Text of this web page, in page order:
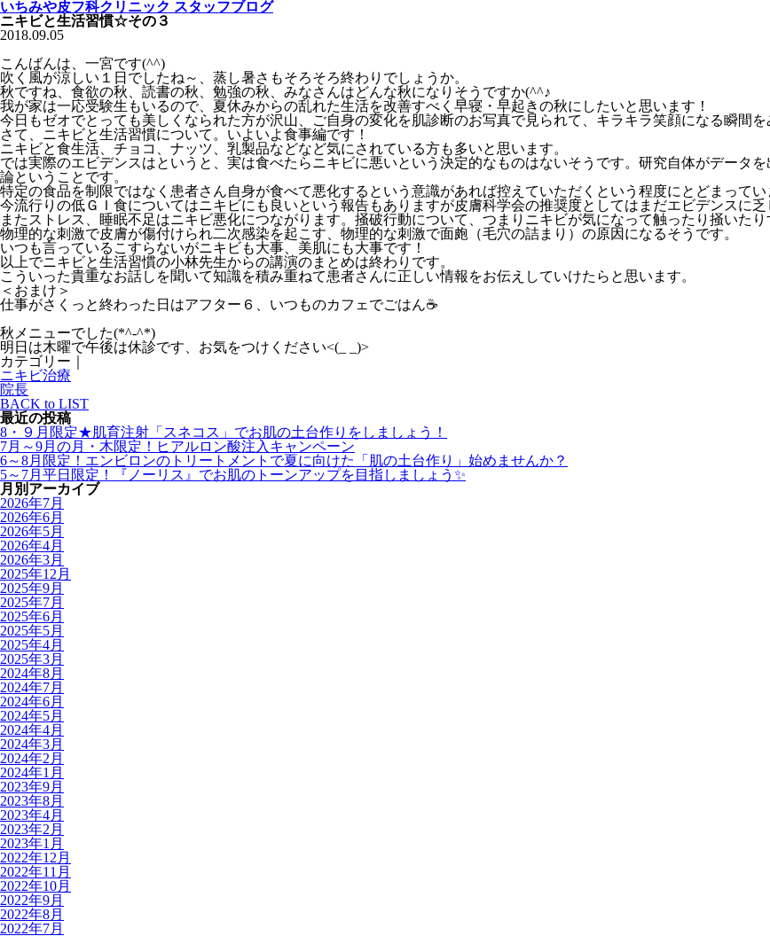
いちみや皮フ科クリニック スタッフブログ
ニキビと生活習慣☆その３
2018.09.05
こんばんは、一宮です(^^)
吹く風が涼しい１日でしたね～、蒸し暑さもそろそろ終わりでしょうか。
秋ですね、食欲の秋、読書の秋、勉強の秋、みなさんはどんな秋になりそうですか(^^♪
我が家は一応受験生もいるので、夏休みからの乱れた生活を改善すべく早寝・早起きの秋にしたいと思います！
今日もゼオでとっても美しくなられた方が沢山、ご自身の変化を肌診断のお写真で見られて、キラキラ笑顔になる瞬間
さて、ニキビと生活習慣について。いよいよ食事編です！
ニキビと食生活、チョコ、ナッツ、乳製品などなど気にされている方も多いと思います。
では実際のエビデンスはというと、実は食べたらニキビに悪いという決定的なものはないそうです。研究自体がデータ
論ということです。
特定の食品を制限ではなく患者さん自身が食べて悪化するという意識があれば控えていただくという程度にとどまってい
今流行りの低ＧＩ食についてはニキビにも良いという報告もありますが皮膚科学会の推奨度としてはまだエビデンスに乏
またストレス、睡眠不足はニキビ悪化につながります。掻破行動について、つまりニキビが気になって触ったり掻いたり
物理的な刺激で皮膚が傷付けられ二次感染を起こす、物理的な刺激で面皰（毛穴の詰まり）の原因になるそうです。
いつも言っているこすらないがニキビも大事、美肌にも大事です！
以上でニキビと生活習慣の小林先生からの講演のまとめは終わりです。
こういった貴重なお話しを聞いて知識を積み重ねて患者さんに正しい情報をお伝えしていけたらと思います。
＜おまけ＞
仕事がさくっと終わった日はアフター６、いつものカフェでごはん☕
秋メニューでした(*^-^*)
明日は木曜で午後は休診です、お気をつけください<(_ _)>
カテゴリー｜
ニキビ治療
院長
BACK to LIST
最近の投稿
8・９月限定★肌育注射「スネコス」でお肌の土台作りをしましょう！
7月～9月の月・木限定！ヒアルロン酸注入キャンペーン
6～8月限定！エンビロンのトリートメントで夏に向けた「肌の土台作り」始めませんか？
5～7月平日限定！『ノーリス』でお肌のトーンアップを目指しましょう✨
月別アーカイブ
2026年7月
2026年6月
2026年5月
2026年4月
2026年3月
2025年12月
2025年9月
2025年7月
2025年6月
2025年5月
2025年4月
2025年3月
2024年8月
2024年7月
2024年6月
2024年5月
2024年4月
2024年3月
2024年2月
2024年1月
2023年9月
2023年8月
2023年4月
2023年2月
2023年1月
2022年12月
2022年11月
2022年10月
2022年9月
2022年8月
2022年7月